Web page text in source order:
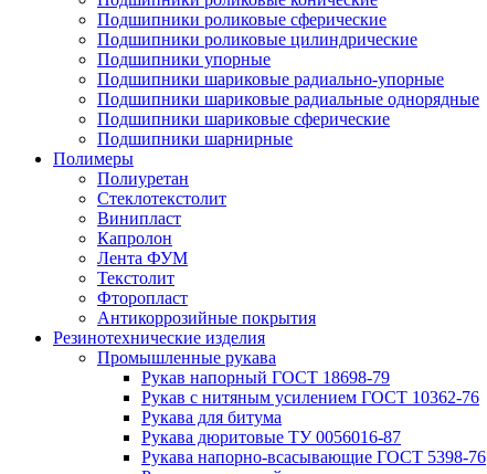
Подшипники роликовые сферические
Подшипники роликовые цилиндрические
Подшипники упорные
Подшипники шариковые радиально-упорные
Подшипники шариковые радиальные однорядные
Подшипники шариковые сферические
Подшипники шарнирные
Полимеры
Полиуретан
Стеклотекстолит
Винипласт
Капролон
Лента ФУМ
Текстолит
Фторопласт
Антикоррозийные покрытия
Резинотехнические изделия
Промышленные рукава
Рукав напорный ГОСТ 18698-79
Рукав с нитяным усилением ГОСТ 10362-76
Рукава для битума
Рукава дюритовые ТУ 0056016-87
Рукава напорно-всасывающие ГОСТ 5398-76